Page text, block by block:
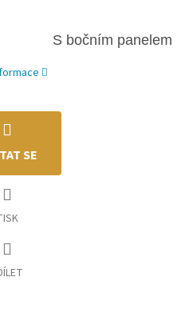
S bočním panelem
SE